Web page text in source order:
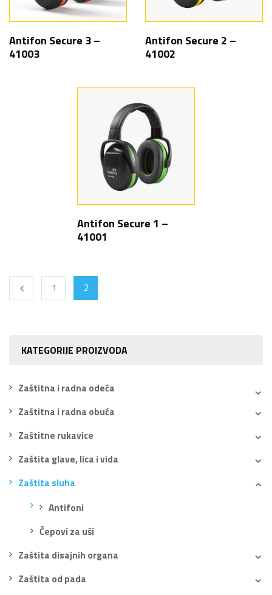
KATEGORIJE PROIZVODA
Zaštitna i radna odeća
Zaštitna i radna obuća
Zaštitne rukavice
Zaštita glave, lica i vida
Zaštita sluha
Antifoni
Čepovi za uši
Zaštita disajnih organa
Zaštita od pada
Antifon Secure 3 –
41003
Antifon Secure 2 –
41002
Antifon Secure 1 –
41001
1 2